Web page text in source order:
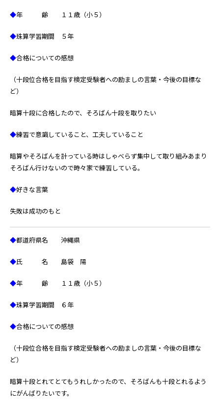
◆年 齢 １１歳（小５）
◆珠算学習期間 ５年
◆合格についての感想
（十段位合格を目指す検定受験者への励ましの言葉・今後の目標な
ど）
暗算十段に合格したので、そろばん十段を取りたい
◆練習で意識していること、工夫していること
暗算やそろばんを計っている時はしゃべらず集中して取り組みあまり
そろばん行けないので時々家で練習している。
◆好きな言葉
失敗は成功のもと
◆都道府県名 沖縄県
◆氏 名 島袋 陽
◆年 齢 １１歳（小５）
◆珠算学習期間 ６年
◆合格についての感想
（十段位合格を目指す検定受験者への励ましの言葉・今後の目標な
ど）
暗算十段とれてとてもうれしかったので、そろばんも十段とれるよう
にがんばりたいです。